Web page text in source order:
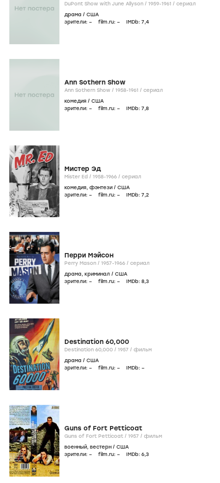
DuPont Show with June Allyson / 1959-1961 / сериал
драма / США
зрители: – film.ru: – IMDb: 7,4
Ann Sothern Show
Ann Sothern Show / 1958-1961 / сериал
комедия / США
зрители: – film.ru: – IMDb: 7,8
Мистер Эд
Mister Ed / 1958-1966 / сериал
комедия, фэнтези / США
зрители: – film.ru: – IMDb: 7,2
Перри Мэйсон
Perry Mason / 1957-1966 / сериал
драма, криминал / США
зрители: – film.ru: – IMDb: 8,3
Destination 60,000
Destination 60,000 / 1957 / фильм
драма / США
зрители: – film.ru: – IMDb: –
Guns of Fort Petticoat
Guns of Fort Petticoat / 1957 / фильм
военный, вестерн / США
зрители: – film.ru: – IMDb: 6,3